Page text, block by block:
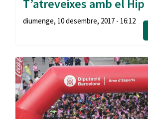
T’atreveixes amb el Hip
diumenge, 10 desembre, 2017 - 16:12